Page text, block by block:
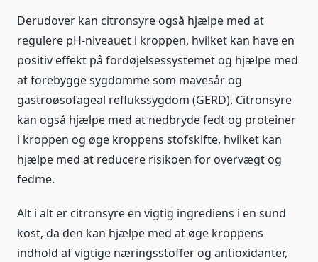
Derudover kan citronsyre også hjælpe med at
regulere pH-niveauet i kroppen, hvilket kan have en
positiv effekt på fordøjelsessystemet og hjælpe med
at forebygge sygdomme som mavesår og
gastroøsofageal reflukssygdom (GERD). Citronsyre
kan også hjælpe med at nedbryde fedt og proteiner
i kroppen og øge kroppens stofskifte, hvilket kan
hjælpe med at reducere risikoen for overvægt og
fedme.
Alt i alt er citronsyre en vigtig ingrediens i en sund
kost, da den kan hjælpe med at øge kroppens
indhold af vigtige næringsstoffer og antioxidanter,